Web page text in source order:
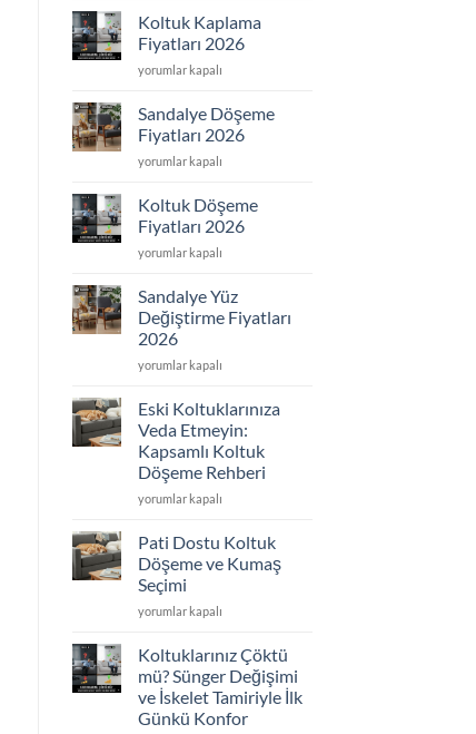
Değiştirme
2026
için
Koltuk Kaplama
Fiyatları 2026
Koltuk
Fiyatları
için
yorumlar kapalı
Sandalye Döşeme
Fiyatları 2026
Sandalye
Fiyatları
için
yorumlar kapalı
Koltuk Döşeme
Fiyatları 2026
Koltuk
Fiyatları
2026
için
yorumlar kapalı
Sandalye Yüz
Değiştirme Fiyatları
2026
Sandalye
Değiştirme
2026
için
yorumlar kapalı
Eski Koltuklarınıza
Veda Etmeyin:
Kapsamlı Koltuk
Döşeme Rehberi
Eski
Veda
Kapsamlı
Koltuk
Döşeme
için
yorumlar kapalı
Pati Dostu Koltuk
Döşeme ve Kumaş
Seçimi
Pati
Koltuk
ve
Kumaş
Seçimi
yorumlar kapalı
Koltuklarınız Çöktü
mü? Sünger Değişimi
ve İskelet Tamiriyle İlk
Günkü Konfor